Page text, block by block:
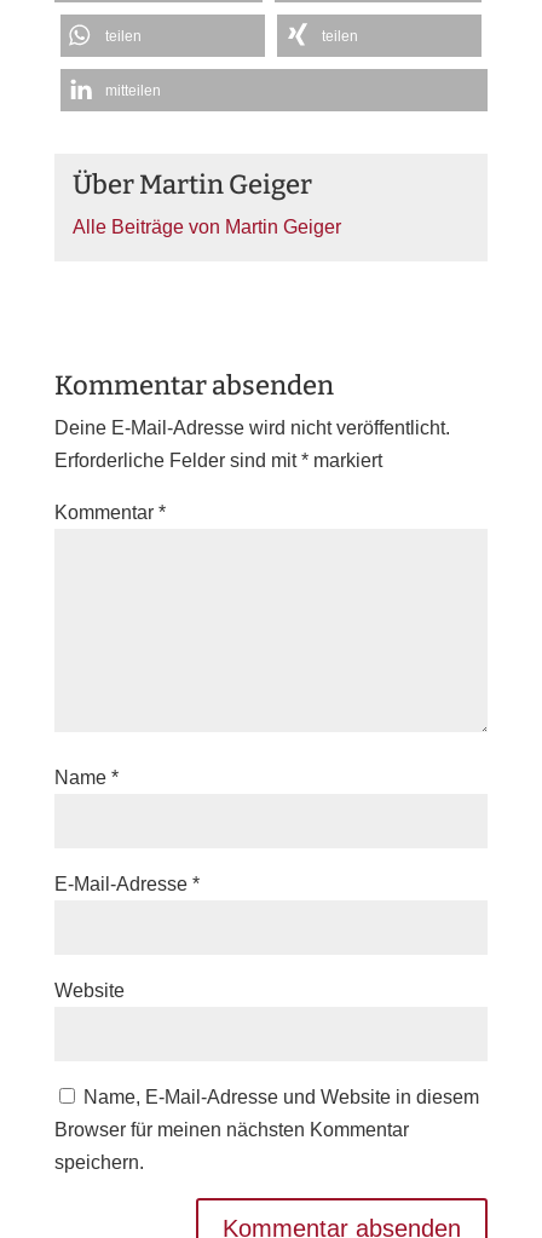
teilen teilen
mitteilen
Über Martin Geiger
Alle Beiträge von Martin Geiger
Kommentar absenden
Deine E-Mail-Adresse wird nicht veröffentlicht.
Erforderliche Felder sind mit*markiert
Kommentar *
Name *
E-Mail-Adresse *
Website
Name, E-Mail-Adresse und Website in diesem
Browser für meinen nächsten Kommentar
speichern.